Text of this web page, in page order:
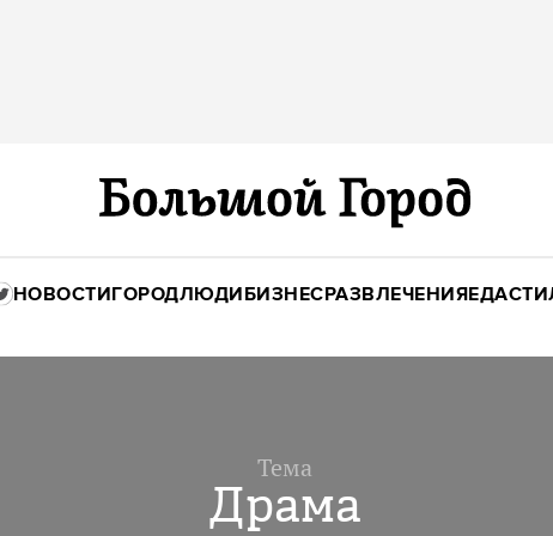
НОВОСТИГОРОДЛЮДИБИЗНЕСРАЗВЛЕЧЕНИЯЕДА
Тема
Драма